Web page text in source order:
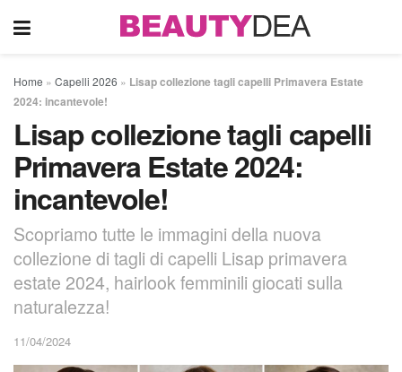
Home » Capelli 2026 » Lisap collezione tagli capelli Primavera Estate
2024: incantevole!
Lisap collezione tagli capelli
Primavera Estate 2024:
incantevole!
Scopriamo tutte le immagini della nuova
collezione di tagli di capelli Lisap primavera
estate 2024, hairlook femminili giocati sulla
naturalezza!
11/04/2024